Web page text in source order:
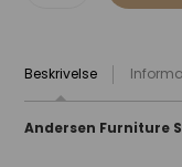
Beskrivelse
Andersen Furniture